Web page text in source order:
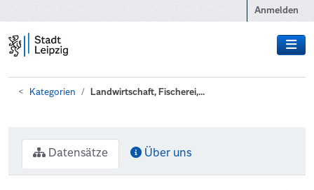
Anmelden
Kategorien Landwirtschaft, Fischerei,...
Datensätze Über uns